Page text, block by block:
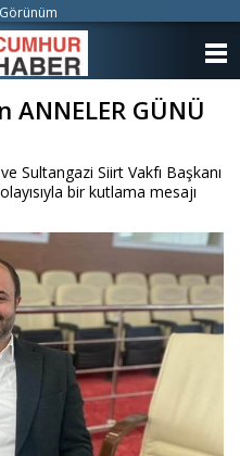
GÜNÜ
Sultangazi Siirt Vakfı Başkanı
bir kutlama mesajı
KATEGORİLER
VİDEO GALERİ
KÜNYE
İLETİŞİM